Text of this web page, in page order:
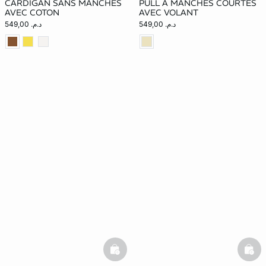
CARDIGAN SANS MANCHES
AVEC COTON
د.م. 549,00
PULL À MANCHES COURTES
AVEC VOLANT
د.م. 549,00
basketfull